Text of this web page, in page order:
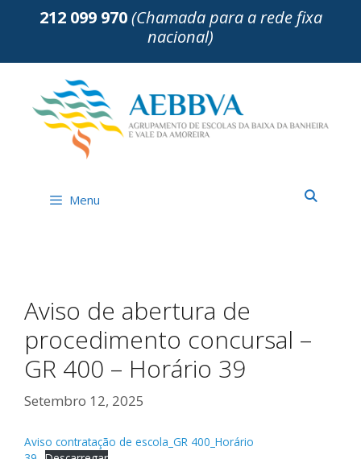
212 099 970(Chamada para a rede fixa
nacional)
Menu
Aviso de abertura de
procedimento concursal –
GR 400 – Horário 39
Setembro 12, 2025
Aviso contratação de escola_GR 400_Horário